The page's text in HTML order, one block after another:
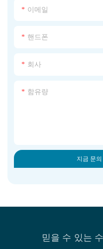
이메일
핸드폰
회사
함유량
지금 문
믿을 수 있는